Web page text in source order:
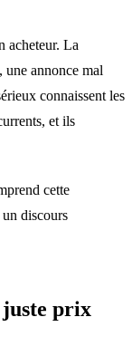
acheteur. La
une annonce mal
connaissent les
et ils
cette
discours
juste prix